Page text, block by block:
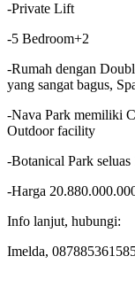
-Private Lift
-5 Bedroom+2
-Rumah dengan
yang sangat bagus,
-Nava Park memiliki
Outdoor facility
-Botanical Park seluas
-Harga
Info lanjut, hubungi:
Imelda,